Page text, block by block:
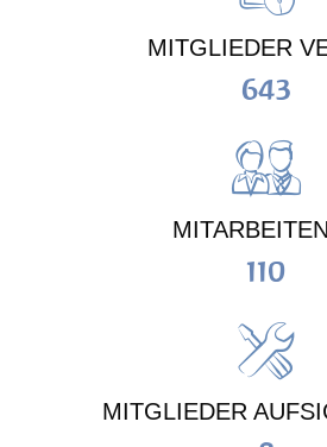
MITGLIEDER
643
110
MITGLIEDER